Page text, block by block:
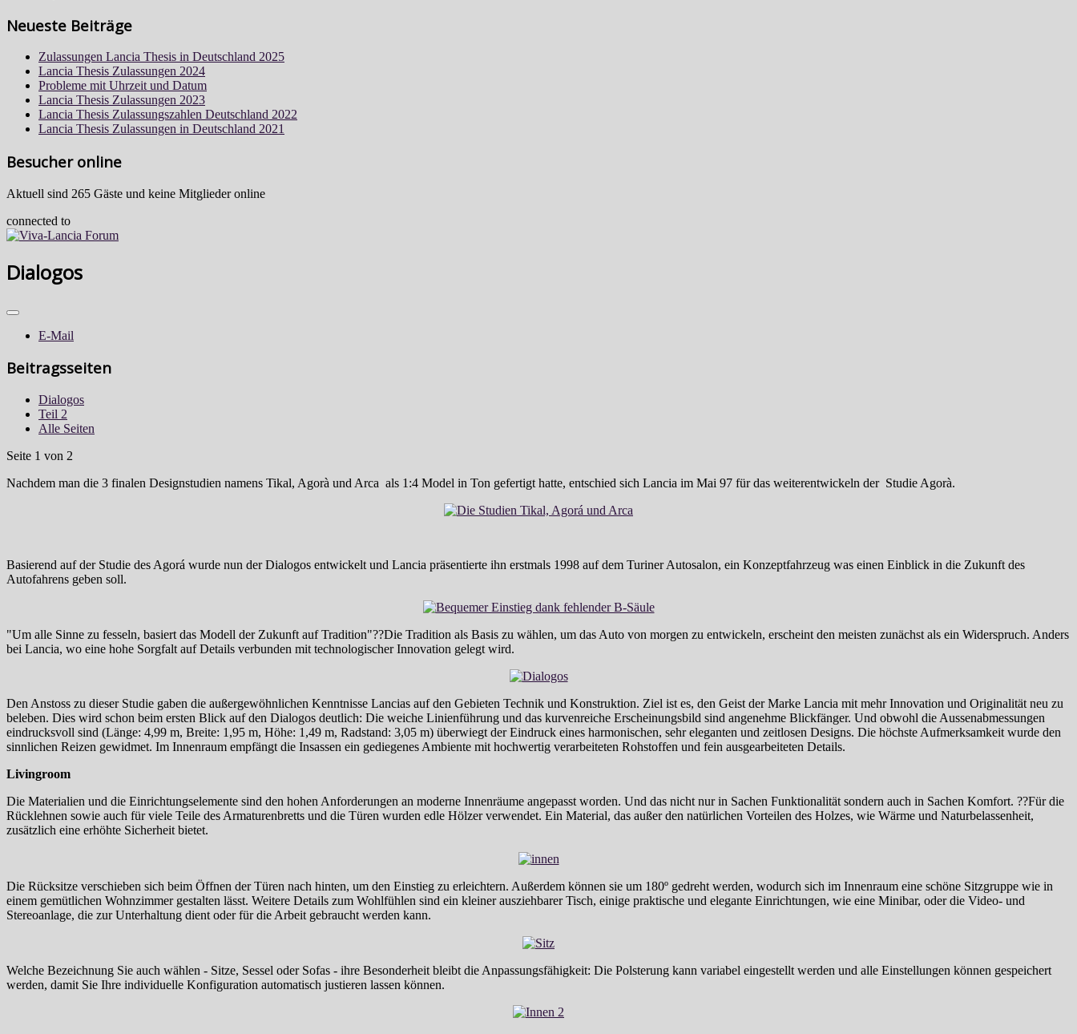
Neueste Beiträge
Zulassungen Lancia Thesis in Deutschland 2025
Lancia Thesis Zulassungen 2024
Probleme mit Uhrzeit und Datum
Lancia Thesis Zulassungen 2023
Lancia Thesis Zulassungszahlen Deutschland 2022
Lancia Thesis Zulassungen in Deutschland 2021
Besucher online
Aktuell sind 265 Gäste und keine Mitglieder online
connected to
Dialogos
E-Mail
Beitragsseiten
Dialogos
Teil 2
Alle Seiten
Seite 1 von 2
Nachdem man die 3 finalen Designstudien namens Tikal, Agorà und Arca als 1:4 Model in Ton gefertigt hatte, entschied sich Lancia im Mai 97 für das weiterentwickeln der Studie Agorà.
Basierend auf der Studie des Agorá wurde nun der Dialogos entwickelt und Lancia präsentierte ihn erstmals 1998 auf dem Turiner Autosalon, ein Konzeptfahrzeug was einen Einblick in die Zukunft des
Autofahrens geben soll.
"Um alle Sinne zu fesseln, basiert das Modell der Zukunft auf Tradition"??Die Tradition als Basis zu wählen, um das Auto von morgen zu entwickeln, erscheint den meisten zunächst als ein Widerspruch. Anders
bei Lancia, wo eine hohe Sorgfalt auf Details verbunden mit technologischer Innovation gelegt wird.
Den Anstoss zu dieser Studie gaben die außergewöhnlichen Kenntnisse Lancias auf den Gebieten Technik und Konstruktion. Ziel ist es, den Geist der Marke Lancia mit mehr Innovation und Originalität neu zu
beleben. Dies wird schon beim ersten Blick auf den Dialogos deutlich: Die weiche Linienführung und das kurvenreiche Erscheinungsbild sind angenehme Blickfänger. Und obwohl die Aussenabmessungen
eindrucksvoll sind (Länge: 4,99 m, Breite: 1,95 m, Höhe: 1,49 m, Radstand: 3,05 m) überwiegt der Eindruck eines harmonischen, sehr eleganten und zeitlosen Designs. Die höchste Aufmerksamkeit wurde den
sinnlichen Reizen gewidmet. Im Innenraum empfängt die Insassen ein gediegenes Ambiente mit hochwertig verarbeiteten Rohstoffen und fein ausgearbeiteten Details.
Livingroom
Die Materialien und die Einrichtungselemente sind den hohen Anforderungen an moderne Innenräume angepasst worden. Und das nicht nur in Sachen Funktionalität sondern auch in Sachen Komfort. ??Für die
Rücklehnen sowie auch für viele Teile des Armaturenbretts und die Türen wurden edle Hölzer verwendet. Ein Material, das außer den natürlichen Vorteilen des Holzes, wie Wärme und Naturbelassenheit,
zusätzlich eine erhöhte Sicherheit bietet.
Die Rücksitze verschieben sich beim Öffnen der Türen nach hinten, um den Einstieg zu erleichtern. Außerdem können sie um 180º gedreht werden, wodurch sich im Innenraum eine schöne Sitzgruppe wie in
einem gemütlichen Wohnzimmer gestalten lässt. Weitere Details zum Wohlfühlen sind ein kleiner ausziehbarer Tisch, einige praktische und elegante Einrichtungen, wie eine Minibar, oder die Video- und
Stereoanlage, die zur Unterhaltung dient oder für die Arbeit gebraucht werden kann.
Welche Bezeichnung Sie auch wählen - Sitze, Sessel oder Sofas - ihre Besonderheit bleibt die Anpassungsfähigkeit: Die Polsterung kann variabel eingestellt werden und alle Einstellungen können gespeichert
werden, damit Sie Ihre individuelle Konfiguration automatisch justieren lassen können.